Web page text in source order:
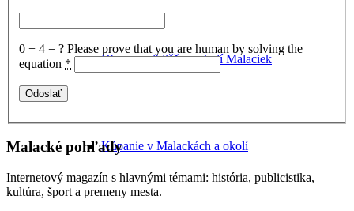
Obce v najbližšom okolí Malaciek
Kúpanie v Malackách a okolí
0 + 4 = ? Please prove that you are human by solving the
equation *
Malacké pohľady
Internetový magazín s hlavnými témami: história, publicistika,
kultúra, šport a premeny mesta.